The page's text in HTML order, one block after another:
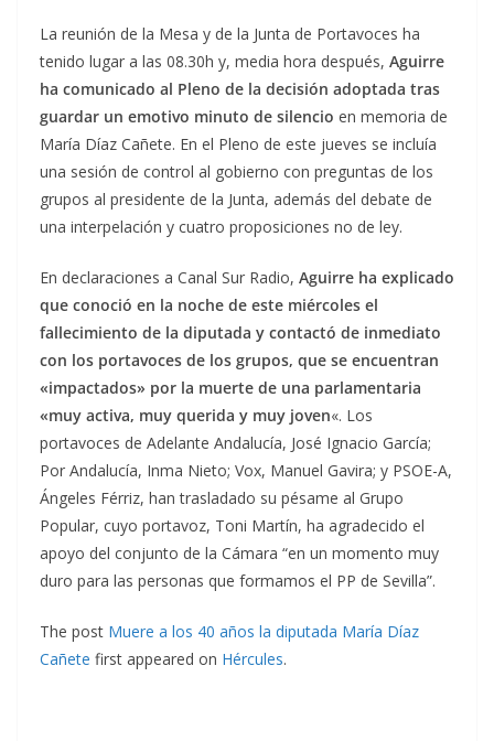
La reunión de la Mesa y de la Junta de Portavoces ha
tenido lugar a las 08.30h y, media hora después, Aguirre
ha comunicado al Pleno de la decisión adoptada tras
guardar un emotivo minuto de silencio en memoria de
María Díaz Cañete. En el Pleno de este jueves se incluía
una sesión de control al gobierno con preguntas de los
grupos al presidente de la Junta, además del debate de
una interpelación y cuatro proposiciones no de ley.
En declaraciones a Canal Sur Radio, Aguirre ha explicado
que conoció en la noche de este miércoles el
fallecimiento de la diputada y contactó de inmediato
con los portavoces de los grupos, que se encuentran
«impactados» por la muerte de una parlamentaria
«muy activa, muy querida y muy joven«. Los
portavoces de Adelante Andalucía, José Ignacio García;
Por Andalucía, Inma Nieto; Vox, Manuel Gavira; y PSOE-A,
Ángeles Férriz, han trasladado su pésame al Grupo
Popular, cuyo portavoz, Toni Martín, ha agradecido el
apoyo del conjunto de la Cámara “en un momento muy
duro para las personas que formamos el PP de Sevilla”.
The post Muere a los 40 años la diputada María Díaz
Cañete first appeared on Hércules.